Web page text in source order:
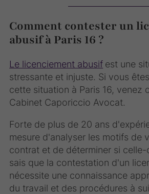
Comment contester un
abusif à Paris 16 ?
Le licenciement abusif est une
stressante et injuste. Si vous
cette situation à Paris 16, venez
Cabinet Caporiccio Avocat.
Forte de plus de 20 ans
mesure d'analyser les motifs de
contrat et de déterminer si
sais que la contestation d'un
nécessite une connaissance
du travail et des procédures à